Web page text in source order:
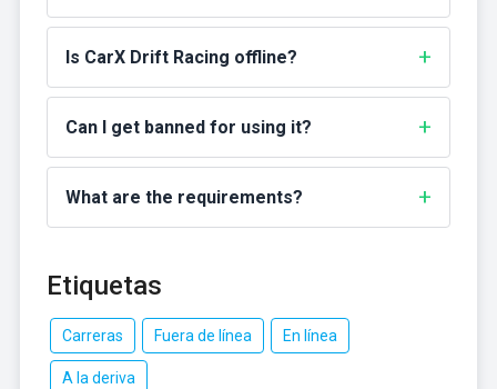
Is CarX Drift Racing offline?
Can I get banned for using it?
What are the requirements?
Etiquetas
Carreras Fuera de línea En línea
A la deriva